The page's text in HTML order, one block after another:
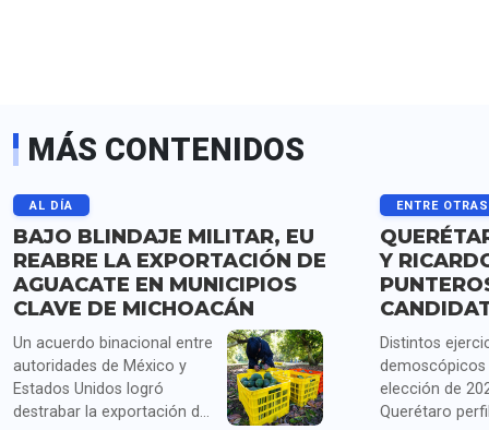
MÁS CONTENIDOS
AL DÍA
BAJO BLINDAJE MILITAR, EU
REABRE LA EXPORTACIÓN DE
AGUACATE EN MUNICIPIOS
CLAVE DE MICHOACÁN
Un acuerdo binacional entre
autoridades de México y
Estados Unidos logró
destrabar la exportación de
ENTRE
Y
Distintos
elección de
Querétaro